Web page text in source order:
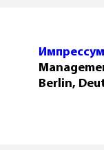
Импрессум
Berlin,